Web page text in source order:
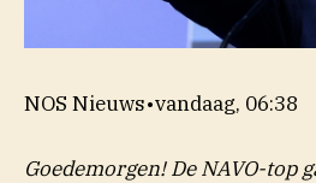
NOS Nieuws•vandaag, 06:38
Goedemorgen! De NAVO-top